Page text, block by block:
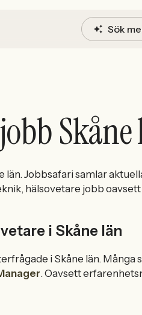
Sök
Jobbsafari samlar
hälsovetare jobb
i Skåne län
i Skåne län. Många
. Oavsett